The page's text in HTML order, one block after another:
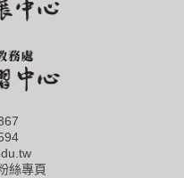
絲專頁